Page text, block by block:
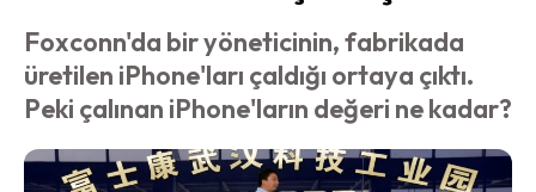
Foxconn'da bir yöneticinin, fabrikada
üretilen iPhone'ları çaldığı ortaya çıktı.
Peki çalınan iPhone'ların değeri ne kadar?